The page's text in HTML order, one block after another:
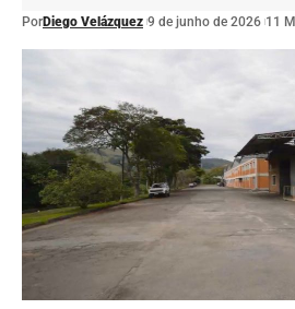
PorDiego Velázquez 9 de junho de 2026 11